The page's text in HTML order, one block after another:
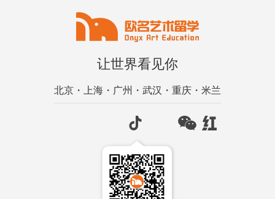
让世界看见你
北京・上海・广州・武汉・重庆・米兰